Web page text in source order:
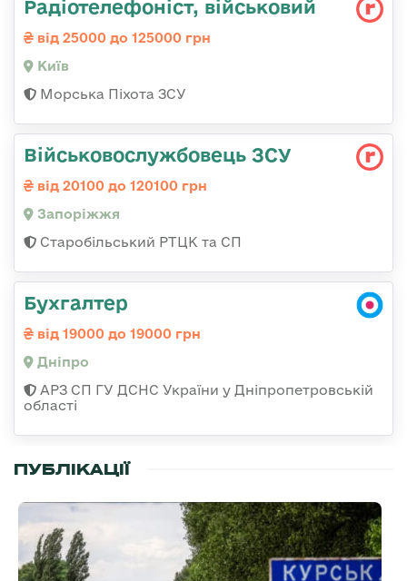
Радіотелефоніст, військовий
від 25000 до 125000 грн
Київ
Морська Піхота ЗСУ
Військовослужбовець ЗСУ
від 20100 до 120100 грн
Запоріжжя
Старобільський РТЦК та СП
Бухгалтер
від 19000 до 19000 грн
Дніпро
АРЗ СП ГУ ДСНС України у Дніпропетровській
області
ПУБЛІКАЦІЇ